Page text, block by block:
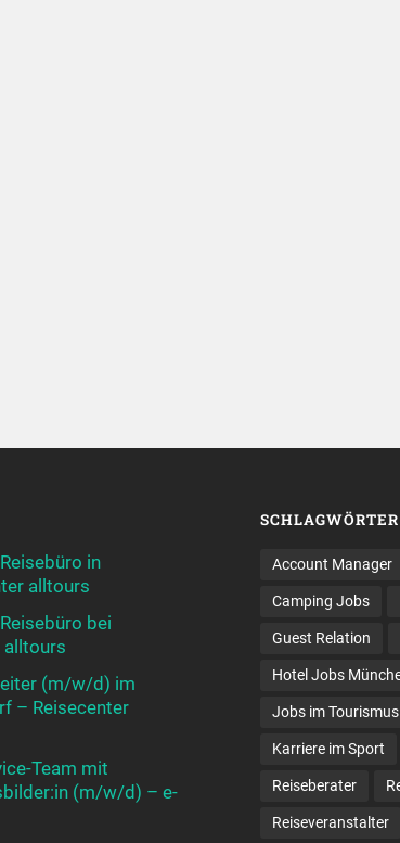
in
alltours
bei
alltours
(m/w/d) im
– Reisecenter
Team mit
(m/w/d) – e-
SCHLAGWÖRTER
Account Manager
Camping Jobs
Guest Relation
Hotel Jobs
Jobs im Tourismus
Karriere im Sport
Reiseberater
Reiseveranstalter